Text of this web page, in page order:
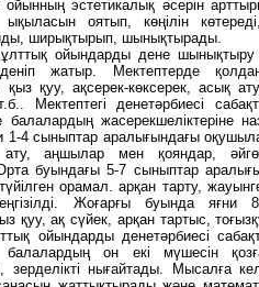
эстетикалық әсерін
оятып, көңілін
ширықтырып, шынықтырады.
ұлттық ойындарды дене шынықтыру
жатыр. Мектептерде
қыз қуу, ақсерек-көксерек, асық
Мектептегі денетәрбиесі
балалардың жасерекшеліктеріне
1-4 сыныптар аралығындағы
аңшылар мен қояндар,
буындағы 5-7 сыныптар
орамал. арқан тарту,
Жоғарғы буында
қуу, ақ сүйек, арқан тартыс,
ойындарды денетәрбиесі
балалардың он екі мүшесін
нығайтады. Мысалға